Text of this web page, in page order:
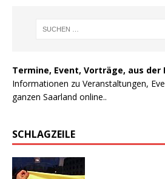
Termine, Event, Vorträge, aus der
Informationen zu Veranstaltungen,
ganzen Saarland online..
SCHLAGZEILE